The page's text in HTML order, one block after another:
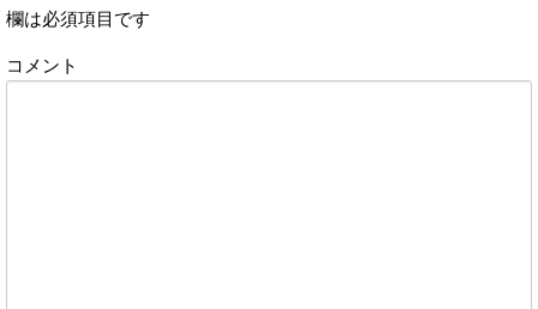
欄は必須項目です
コメント